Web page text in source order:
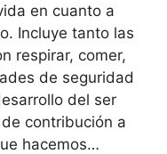
en cuanto a
Incluye tanto las
respirar, comer,
de seguridad
del ser
contribución a
hacemos…